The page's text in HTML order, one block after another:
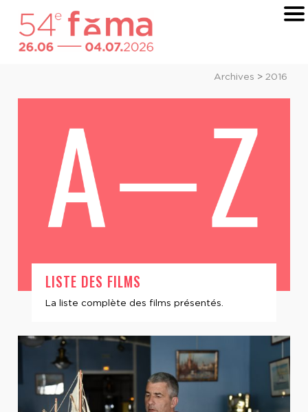
Archives > 2016
LISTE DES FILMS
La liste complète des films présentés.